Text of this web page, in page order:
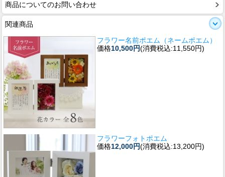
商品についてのお問い合わせ
関連商品
フラワー名前ポエム（ネームポエム）
価格10,500円(消費税込:11,550円)
フラワーフォトポエム
価格12,000円(消費税込:13,200円)